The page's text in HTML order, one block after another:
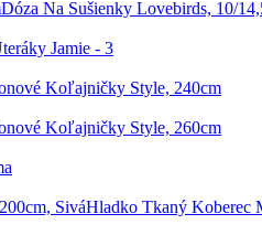
Dóza Na Sušienky Lovebirds, 10/
Jamie - 3
Koľajničky Style, 240cm
Koľajničky Style, 260cm
Hladko Tkaný Koberec